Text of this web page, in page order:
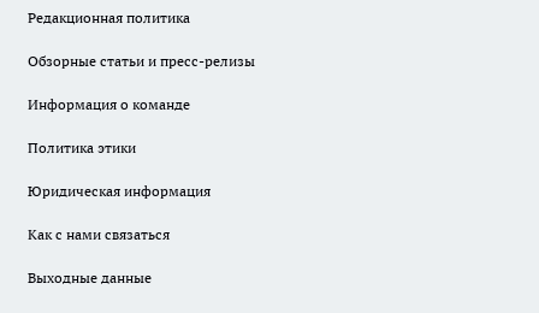
Редакционная политика
Обзорные статьи и пресс-релизы
Информация о команде
Политика этики
Юридическая информация
Как с нами связаться
Выходные данные